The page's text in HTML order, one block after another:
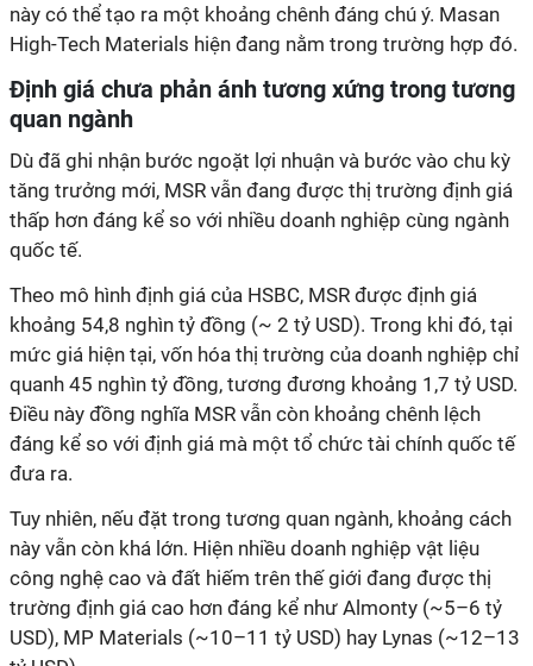
này có thể tạo ra một khoảng chênh đáng chú ý. Masan
High-Tech Materials hiện đang nằm trong trường hợp đó.
Định giá chưa phản ánh tương xứng trong tương
quan ngành
Dù đã ghi nhận bước ngoặt lợi nhuận và bước vào chu kỳ
tăng trưởng mới, MSR vẫn đang được thị trường định giá
thấp hơn đáng kể so với nhiều doanh nghiệp cùng ngành
quốc tế.
Theo mô hình định giá của HSBC, MSR được định giá
khoảng 54,8 nghìn tỷ đồng (~ 2 tỷ USD). Trong khi đó, tại
mức giá hiện tại, vốn hóa thị trường của doanh nghiệp chỉ
quanh 45 nghìn tỷ đồng, tương đương khoảng 1,7 tỷ USD.
Điều này đồng nghĩa MSR vẫn còn khoảng chênh lệch
đáng kể so với định giá mà một tổ chức tài chính quốc tế
đưa ra.
Tuy nhiên, nếu đặt trong tương quan ngành, khoảng cách
này vẫn còn khá lớn. Hiện nhiều doanh nghiệp vật liệu
công nghệ cao và đất hiếm trên thế giới đang được thị
trường định giá cao hơn đáng kể như Almonty (~5–6 tỷ
USD), MP Materials (~10–11 tỷ USD) hay Lynas (~12–13